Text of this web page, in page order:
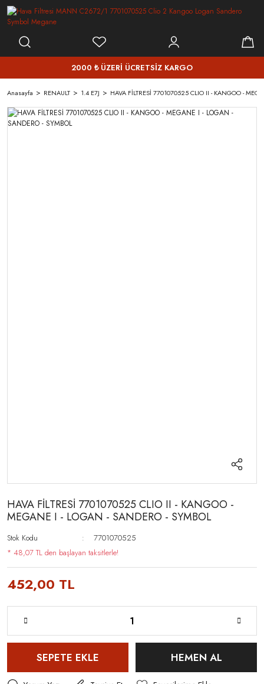
2000 ₺ ÜZERİ ÜCRETSİZ KARGO
Anasayfa RENAULT 1.4 E7J HAVA FİLTRESİ 7701070525 CLIO II - KANGOO -
HAVA FİLTRESİ 7701070525 CLIO II - KANGOO -
MEGANE I - LOGAN - SANDERO - SYMBOL
Stok Kodu
7701070525
* 48,07 TL den başlayan taksitlerle!
452,00 TL
SEPETE EKLE HEMEN AL